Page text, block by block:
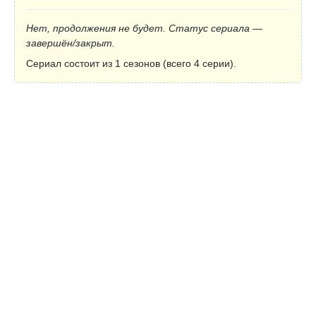
Нет, продолжения не будет. Статус сериала —
завершён/закрыт.
Сериал состоит из 1 сезонов (всего 4 серии).